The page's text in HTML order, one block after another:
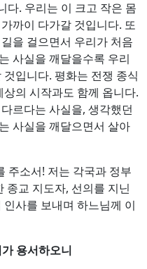
다. 우리는 이 크고 작은 몸
까이 다가갈 것입니다. 또
을 걸으면서 우리가 처음
사실을 깨달을수록 우리
입니다. 평화는 전쟁 종식
의 시작과도 함께 옵니다.
르다는 사실을, 생각했던
사실을 깨달으면서 살아
주소서! 저는 각국과 정부
종교 지도자, 선의를 지닌
사를 보내며 하느님께 이
용서하오니